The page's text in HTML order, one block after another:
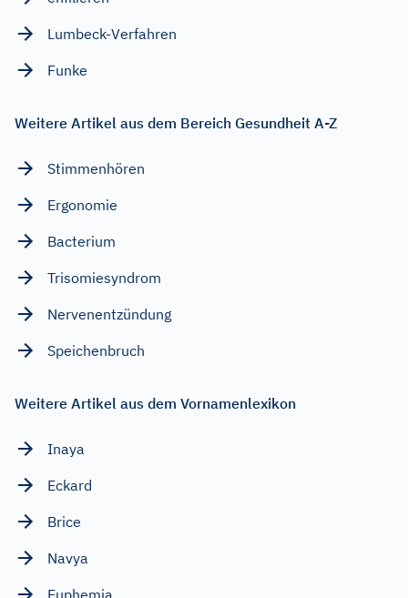
Lumbeck-Verfahren
Funke
Weitere Artikel aus dem Bereich Gesundheit A-Z
Stimmenhören
Ergonomie
Bacterium
Trisomiesyndrom
Nervenentzündung
Speichenbruch
Weitere Artikel aus dem Vornamenlexikon
Inaya
Eckard
Brice
Navya
Euphemia